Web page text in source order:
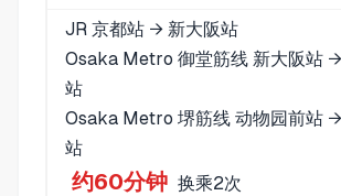
JR 京都站 → 新大阪站
Osaka Metro 御堂筋线 新大阪站
站
Osaka Metro 堺筋线 动物园前站
站
约60分钟 换乘2次